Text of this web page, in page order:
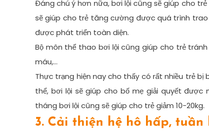
Đáng chú ý hơn nữa, bơi lội cũng sẽ giúp cho
sẽ giúp cho trẻ tăng cường được quá trình
được phát triển toàn diện.
Bộ môn thể thao bơi lội cũng giúp cho trẻ
máu,…
Thực trạng hiện nay cho thấy có rất nhiều trẻ
thể, bơi lội sẽ giúp cho bố mẹ giải quyết
tháng bơi lội cũng sẽ giúp cho trẻ giảm 10-20kg.
3. Cải thiện hệ hô hấp, tuần